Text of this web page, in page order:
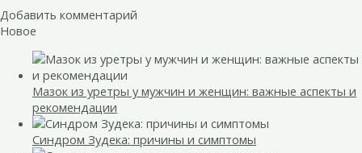
Добавить комментарий
Новое
Мазок из уретры у мужчин и женщин: важные аспекты и
рекомендации
Синдром Зудека: причины и симптомы